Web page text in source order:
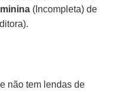
(Incompleta) de
não tem lendas de